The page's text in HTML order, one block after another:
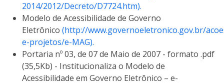
2014/2012/Decreto/D7724.htm).
Modelo de Acessibilidade de Governo
Eletrônico (http://www.governoeletronico.gov.br/
e-projetos/e-MAG).
Portaria nº 03, de 07 de Maio de 2007 - formato .pdf
(35,5Kb) - Institucionaliza o Modelo de
Acessibilidade em Governo Eletrônico – e-